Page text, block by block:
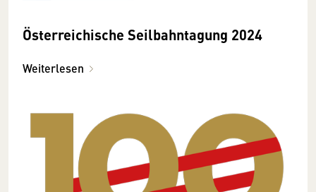
Öster­reichische Seilbahn­tagung 2024
Weiterlesen